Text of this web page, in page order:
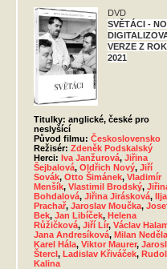
DVD
SVĚTÁCI -
VERZE Z
2021
Titulky: anglické, české pro
neslyšící
Původ filmu: Československo
Režisér: Zdeněk Podskalský
Herci: Iva Janžurová, Jiřina
Šejbalová, Oldřich Nový, Jiří
Sovák, Otto Šimánek, Vladimír
Menšík, Vlastimil Brodský,
Bohdalová, Jiřina Jirásková, Ilja
Prachař, Jaroslav Moučka,
Bek, Jan Libíček, Helena
Růžičková, Jiří Lír, Václav
Jana Andresíková, Milan Neděla
Karel Hála, Viktor Maurer,
Štercl, Ladislav Křiváček,
Kalina